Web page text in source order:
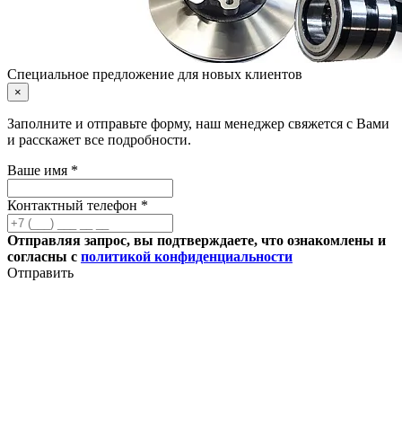
Специальное предложение для новых клиентов
×
Заполните и отправьте форму, наш менеджер свяжется с Вами
и расскажет все подробности.
Ваше имя *
Контактный телефон *
Отправляя запрос, вы подтверждаете, что ознакомлены и
согласны с политикой конфиденциальности
Отправить